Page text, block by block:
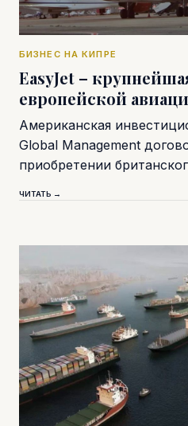
БИЗНЕС НА КИПРЕ
EasyJet –
европейской
Американская
Global Management
приобретении
ЧИТАТЬ →